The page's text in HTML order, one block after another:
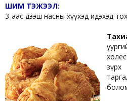
ШИМ ТЭЖЭЭЛ:
3-аас дээш насны хүүхэд идэхэд